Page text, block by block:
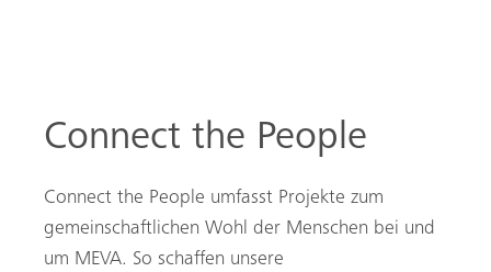
Connect the People
Connect the People umfasst Projekte zum
gemeinschaftlichen Wohl der Menschen bei und
um MEVA. So schaffen unsere